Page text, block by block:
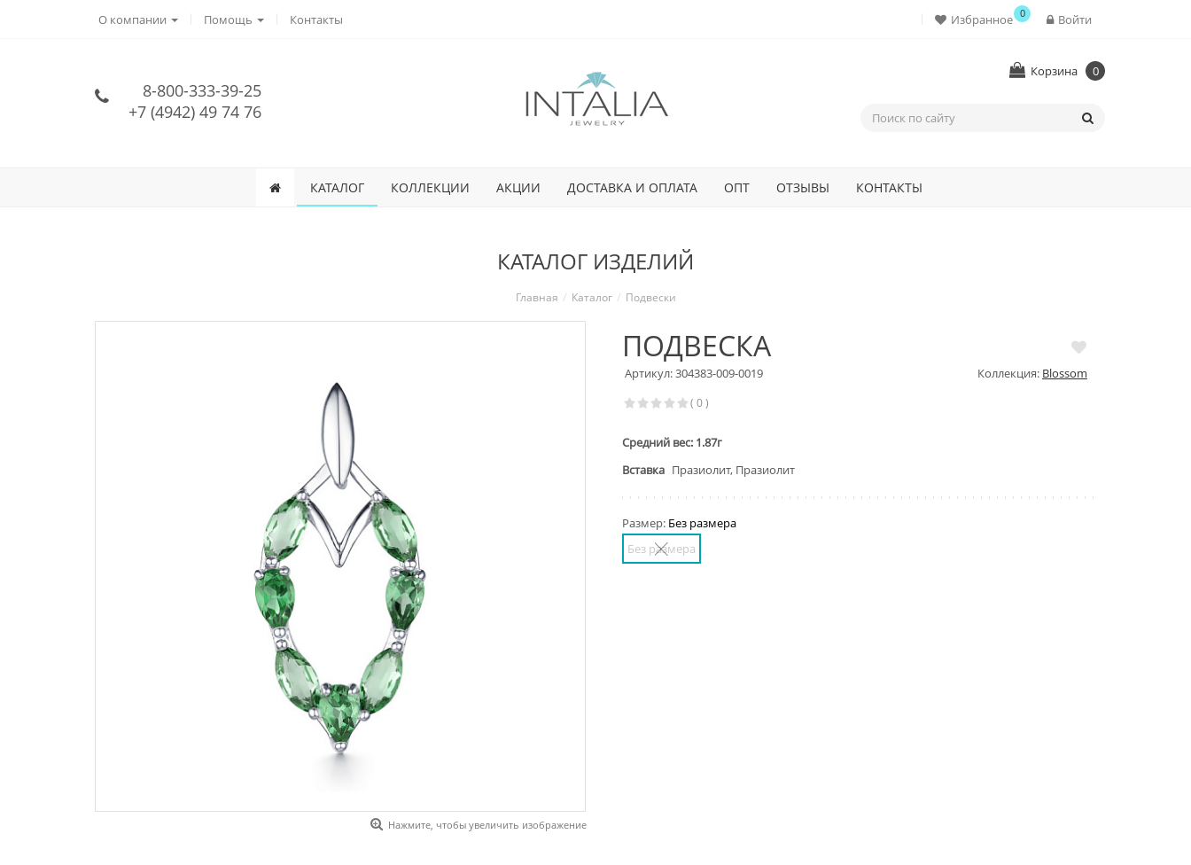
О компании Помощь Контакты Войти
Избранное 0
8-800-333-39-25
+7 (4942) 49 74 76
Корзина 0
КАТАЛОГ КОЛЛЕКЦИИ АКЦИИ ДОСТАВКА И ОПЛАТА ОПТ ОТЗЫВЫ КОНТАКТЫ
КАТАЛОГ ИЗДЕЛИЙ
Главная Каталог Подвески
ПОДВЕСКА
Нажмите, чтобы увеличить изображение
Артикул: 304383-009-0019 Коллекция: Blossom
( 0 )
Средний вес: 1.87г
Вставка Празиолит, Празиолит
Размер: Без размера
Без размера